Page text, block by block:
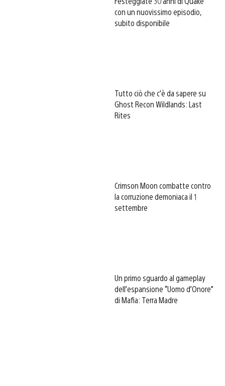
con un nuovissimo episodio,
subito disponibile
Tutto ciò che c’è da sapere su
Ghost Recon Wildlands: Last
Rites
Crimson Moon combatte contro
la corruzione demoniaca il 1
settembre
Un primo sguardo al gameplay
dell’espansione “Uomo d’Onore”
di Mafia: Terra Madre